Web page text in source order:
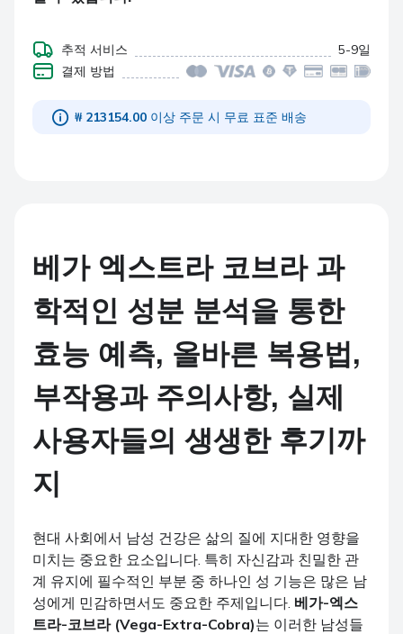
120mg 60 정제s
베가 엑스트라 코브라
120mg 90 정제s
추적 서비스
5-9일
결제 방법
₩ 213154.00 이상 주문 시 무료 표준 배송
베가 엑스트라 코브라 과
학적인 성분 분석을 통한
효능 예측, 올바른 복용법,
부작용과 주의사항, 실제
사용자들의 생생한 후기까
지
현대 사회에서 남성 건강은 삶의 질에 지대한 영향을
미치는 중요한 요소입니다. 특히 자신감과 친밀한 관
계 유지에 필수적인 부분 중 하나인 성 기능은 많은 남
성에게 민감하면서도 중요한 주제입니다. 베가-엑스
트라-코브라 (Vega-Extra-Cobra)는 이러한 남성들